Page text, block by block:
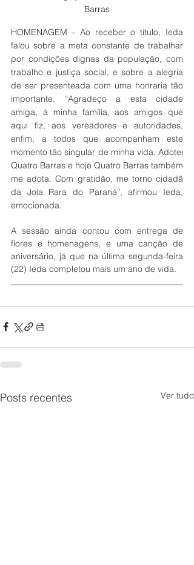
Barras
HOMENAGEM - Ao receber o título, Ieda
falou sobre a meta constante de trabalhar
por condições dignas da população, com
trabalho e justiça social, e sobre a alegria
de ser presenteada com uma honraria tão
importante. “Agradeço a esta cidade
amiga, à minha família, aos amigos que
aqui fiz, aos vereadores e autoridades,
enfim, a todos que acompanham este
momento tão singular de minha vida. Adotei
Quatro Barras e hoje Quatro Barras também
me adota. Com gratidão, me torno cidadã
da Joia Rara do Paraná”, afirmou Ieda,
emocionada.
A sessão ainda contou com entrega de
flores e homenagens, e uma canção de
aniversário, já que na última segunda-feira
(22) Ieda completou mais um ano de vida.
Posts recentes Ver tudo